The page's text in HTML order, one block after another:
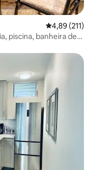
4,89 de uma
4,89 (211)
piscina, banheira de